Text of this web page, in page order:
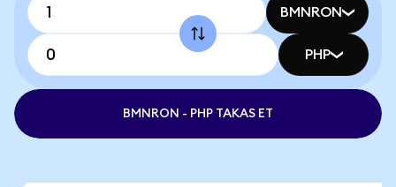
BMNRON
PHP
BMNRON - PHP TAKAS ET